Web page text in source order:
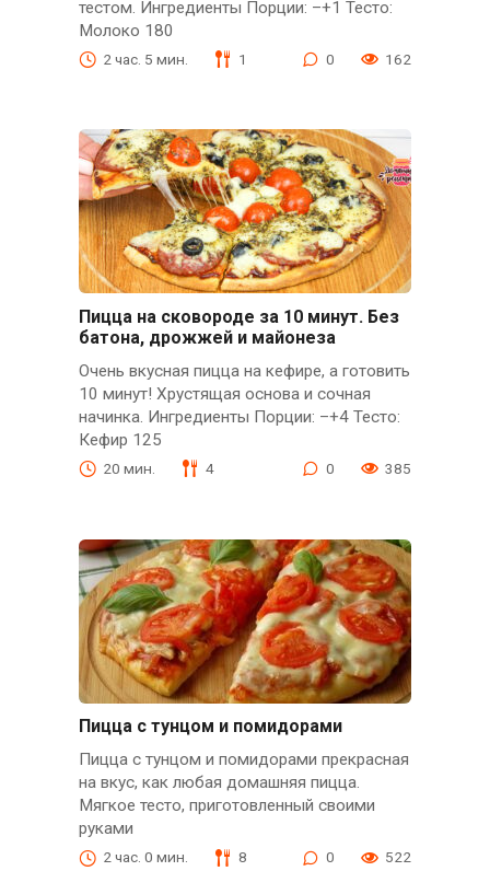
тестом. Ингредиенты Порции: –+1 Тесто:
Молоко 180
2 час. 5 мин. 1 0 162
Пицца на сковороде за 10 минут. Без
батона, дрожжей и майонеза
Очень вкусная пицца на кефире, а готовить
10 минут! Хрустящая основа и сочная
начинка. Ингредиенты Порции: –+4 Тесто:
Кефир 125
20 мин. 4 0 385
Пицца с тунцом и помидорами
Пицца с тунцом и помидорами прекрасная
на вкус, как любая домашняя пицца.
Мягкое тесто, приготовленный своими
руками
2 час. 0 мин. 8 0 522